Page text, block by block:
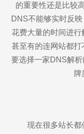
的重要性还是比较
DNS不能够实时反
花费大量的时间进行
甚至有的连网站都
要选择一家DNS解
牌
现在很多站长都